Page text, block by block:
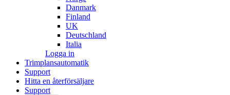
Danmark
Finland
UK
Deutschland
Italia
Logga in
Trimplansautomatik
Support
Hitta en återförsäljare
Support